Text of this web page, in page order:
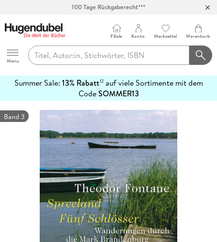
100 Tage Rückgaberecht***
Hugendubel
Menu
Filiale Konto Merkzettel Warenkorb
Summer Sale: 13% Rabatt12auf viele Sortimente mit dem
CodeSOMMER13
erfahren
Band 3